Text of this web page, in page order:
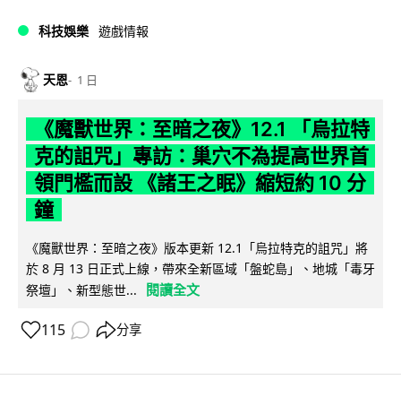
科技娛樂 遊戲情報
天恩 1 日
《魔獸世界：至暗之夜》12.1 「烏拉特
克的詛咒」專訪：巢穴不為提高世界首
領門檻而設 《諸王之眠》縮短約 10 分
鐘
《魔獸世界：至暗之夜》版本更新 12.1「烏拉特克的詛咒」將
於 8 月 13 日正式上線，帶來全新區域「盤蛇島」、地城「毒牙
祭壇」、新型態世...
閱讀全文
115 分享